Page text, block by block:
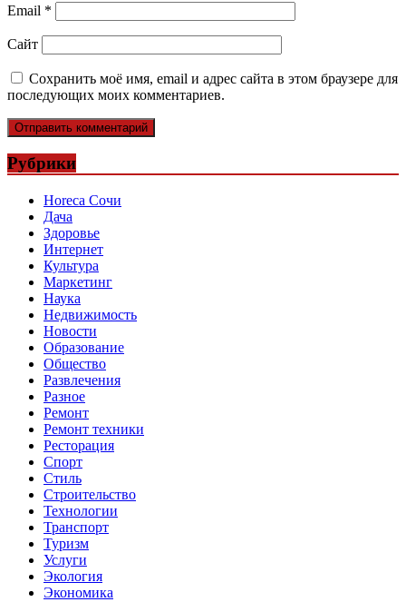
Email *
Сайт
Сохранить моё имя, email и адрес сайта в этом браузере для
последующих моих комментариев.
Рубрики
Horeca Сочи
Дача
Здоровье
Интернет
Культура
Маркетинг
Наука
Недвижимость
Новости
Образование
Общество
Развлечения
Разное
Ремонт
Ремонт техники
Ресторация
Спорт
Стиль
Строительство
Технологии
Транспорт
Туризм
Услуги
Экология
Экономика